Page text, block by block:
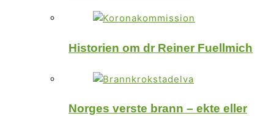
Historien om dr Reiner Fuellmich
Norges verste brann – ekte eller